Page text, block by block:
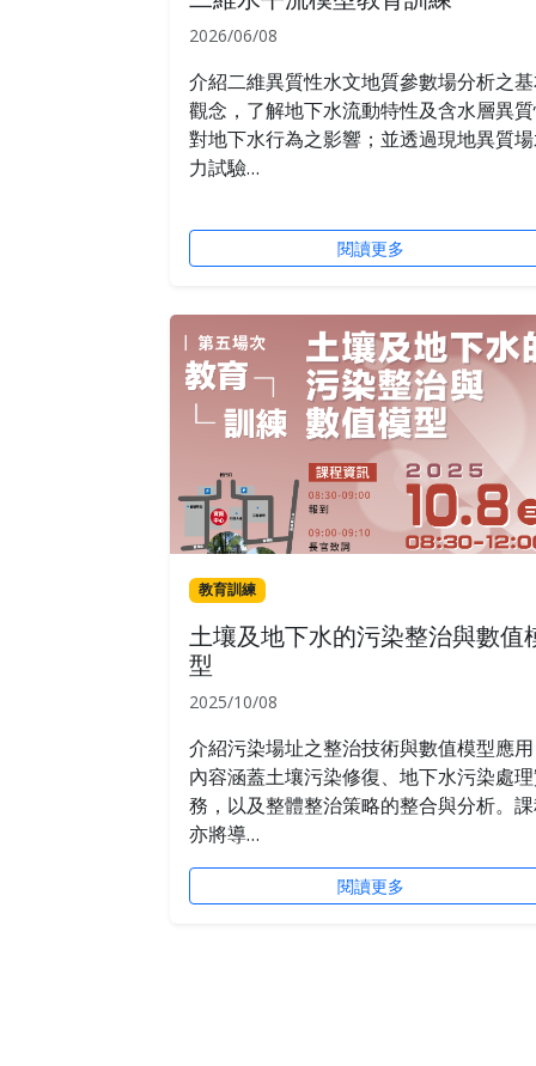
2026/06/08
介紹二維異質性水文地質參數場分析之
觀念，了解地下水流動特性及含水層異
對地下水行為之影響；並透過現地異質
力試驗…
閱讀更多
教育訓練
土壤及地下水的污染整治與數值
型
2025/10/08
介紹污染場址之整治技術與數值模型應
內容涵蓋土壤污染修復、地下水污染處
務，以及整體整治策略的整合與分析。
亦將導…
閱讀更多